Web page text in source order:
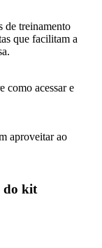
de treinamento
que facilitam a
como acessar e
aproveitar ao
do kit